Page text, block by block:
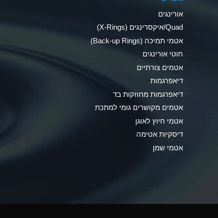
Ammonia Gas (hot)
Ammonium Carbonate (Aqueous)
Ammonium Chloride (Aqueous)
Ammonium Hydroxide (conc.)
Ammonium Nitrate (Aqueous)
Ammonium Nitrite (Aqueous)
Ammonium Sulfate (Aqueous)
אורינגים
Quad/איקסרינגים (X-Rings)
אטמי תמיכה (Back-up Rings)
חוטי אורינגים
אטמים צורתיים
דיאפרגמות
דיאפרגמות מחוזקות בד
אטמים מקושרים גומי למתכת
אטמי חיוץ לאוגן
דיסקיות אטימה
אטמי שמן